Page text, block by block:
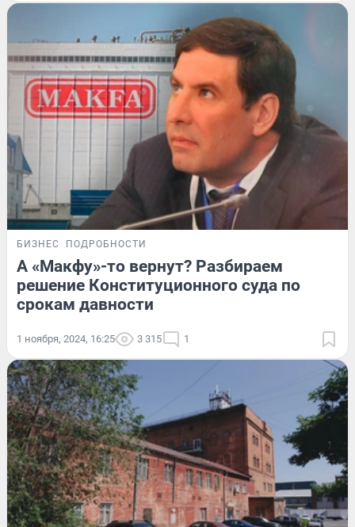
БИЗНЕС ПОДРОБНОСТИ
А «Макфу»-то вернут? Разбираем
решение Конституционного суда по
срокам давности
1 ноября, 2024, 16:25 3 315 1